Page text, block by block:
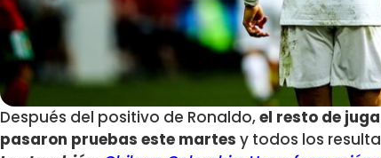
Después del positivo de Ronaldo,el resto de
pasaron pruebas este martes y todos los